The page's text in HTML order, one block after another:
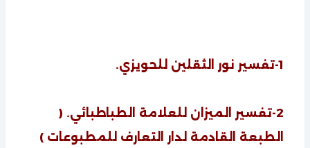
1-تفسير نور الثقلين للحويزي.
2-تفسير الميزان للعلامة الطباطبائي. (
الطبعة القادمة لدار التعارف للمطبوعات )